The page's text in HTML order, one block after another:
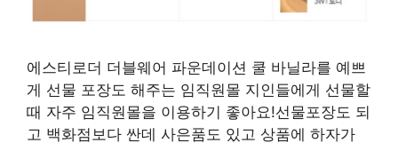
에스티로더 더블웨어 파운데이션 쿨 바닐라를 예쁘
게 선물 포장도 해주는 임직원몰 지인들에게 선물할
때 자주 임직원몰을 이용하기 좋아요!선물포장도 되
고 백화점보다 싼데 사은품도 있고 상품에 하자가